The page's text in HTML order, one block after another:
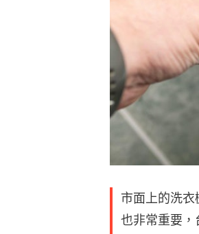
市面上的洗
也非常重要